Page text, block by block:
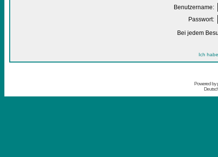
Benutzername:
Passwort:
Bei jedem
Ich
Powered by